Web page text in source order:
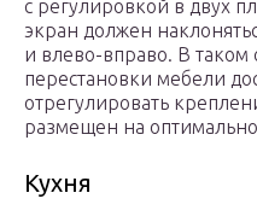
с регулировкой в двух
экран должен
и влево-вправо. В таком
перестановки мебели
отрегулировать
размещен на
Кухня